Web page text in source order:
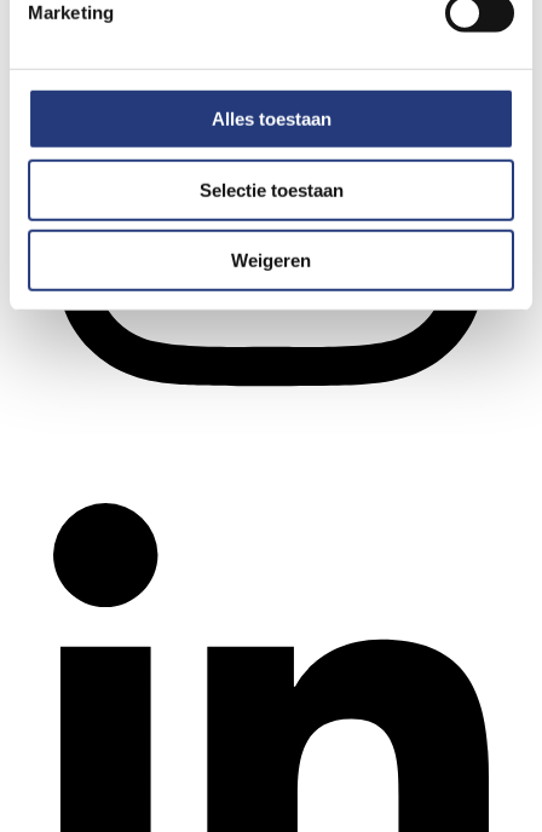
Marketing
Alles toestaan
Selectie toestaan
Weigeren